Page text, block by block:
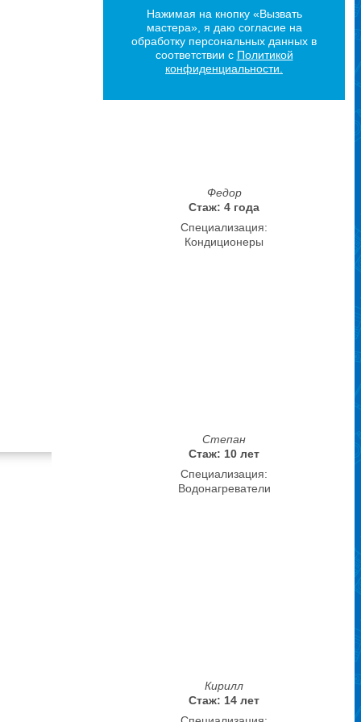
Федор
Стаж: 4 года
Специализация:
Кондиционеры
Степан
Стаж: 10 лет
Специализация:
Водонагреватели
Кирилл
Стаж: 14 лет
Нажимая на кнопку «Вызвать
мастера», я даю согласие на
обработку персональных данных в
соответствии с Политикой
конфиденциальности.